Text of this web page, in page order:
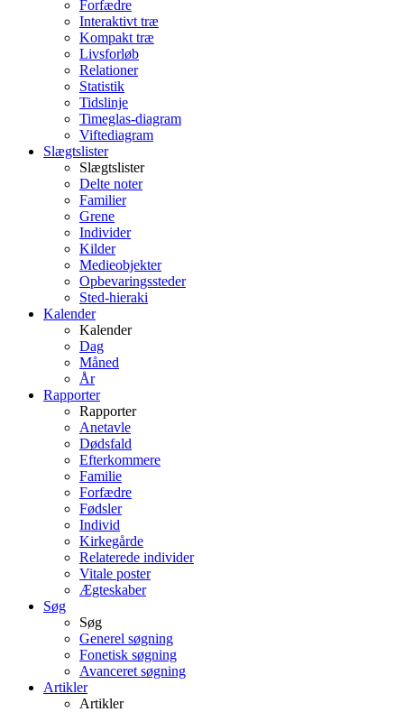
Forfædre
Interaktivt træ
Kompakt træ
Livsforløb
Relationer
Statistik
Tidslinje
Timeglas-diagram
Viftediagram
Slægtslister
Slægtslister
Delte noter
Familier
Grene
Individer
Kilder
Medieobjekter
Opbevaringssteder
Sted-hieraki
Kalender
Kalender
Dag
Måned
År
Rapporter
Rapporter
Anetavle
Dødsfald
Efterkommere
Familie
Forfædre
Fødsler
Individ
Kirkegårde
Relaterede individer
Vitale poster
Ægteskaber
Søg
Søg
Generel søgning
Fonetisk søgning
Avanceret søgning
Artikler
Artikler